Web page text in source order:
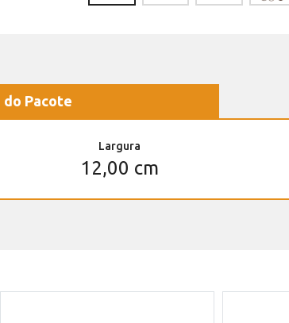
do Pacote
Largura
12,00 cm